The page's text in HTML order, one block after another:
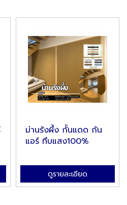
ม่านรังผึ้ง กั้นแดด กัน
แอร์ ทึบแสง100%
ดูรายละเอียด